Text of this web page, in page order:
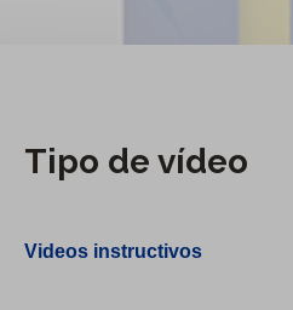
Tipo de vídeo
Videos instructivos